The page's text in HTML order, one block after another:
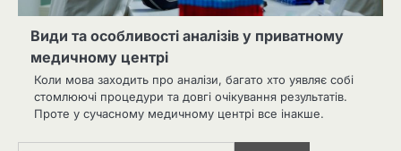
Види та особливості аналізів у приватному
медичному центрі
Коли мова заходить про аналізи, багато хто уявляє собі
стомлюючі процедури та довгі очікування результатів.
Проте у сучасному медичному центрі все інакше.